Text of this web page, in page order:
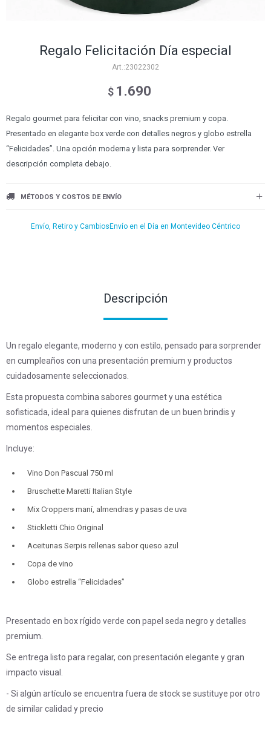
Regalo Felicitación Día especial
23022302
$ 1.690
Regalo gourmet para felicitar con vino, snacks premium y copa.
Presentado en elegante box verde con detalles negros y globo estrella
“Felicidades”. Una opción moderna y lista para sorprender. Ver
descripción completa debajo.
MÉTODOS Y COSTOS DE ENVÍO
Envío, Retiro y Cambios Envío en el Día en Montevideo Céntrico
Descripción
Un regalo elegante, moderno y con estilo, pensado para sorprender
en cumpleaños con una presentación premium y productos
cuidadosamente seleccionados.
Esta propuesta combina sabores gourmet y una estética
sofisticada, ideal para quienes disfrutan de un buen brindis y
momentos especiales.
Incluye:
Vino Don Pascual 750 ml
Bruschette Maretti Italian Style
Mix Croppers maní, almendras y pasas de uva
Stickletti Chio Original
Aceitunas Serpis rellenas sabor queso azul
Copa de vino
Globo estrella “Felicidades”
Presentado en box rígido verde con papel seda negro y detalles
premium.
Se entrega listo para regalar, con presentación elegante y gran
impacto visual.
- Si algún artículo se encuentra fuera de stock se sustituye por otro
de similar calidad y precio